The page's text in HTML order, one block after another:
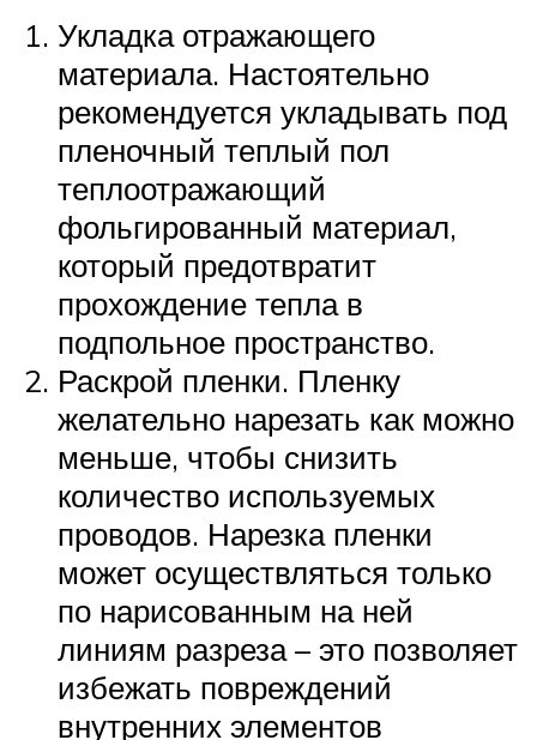
Укладка отражающего
материала. Настоятельно
рекомендуется укладывать под
пленочный теплый пол
теплоотражающий
фольгированный материал,
который предотвратит
прохождение тепла в
подпольное пространство.
Раскрой пленки. Пленку
желательно нарезать как можно
меньше, чтобы снизить
количество используемых
проводов. Нарезка пленки
может осуществляться только
по нарисованным на ней
линиям разреза – это позволяет
избежать повреждений
внутренних элементов